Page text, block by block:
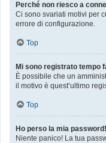
Perché non riesco a
Ci sono svariati motivi per
errore di configurazione.
Top
Mi sono registrato tempo
È possibile che un
il motivo è quest’ultimo
Top
Ho perso la mia password!
Niente panico! La tua